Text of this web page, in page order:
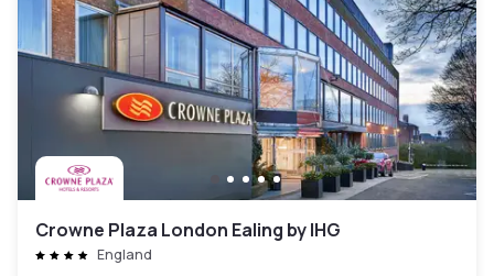
Crowne Plaza London Ealing by IHG
England